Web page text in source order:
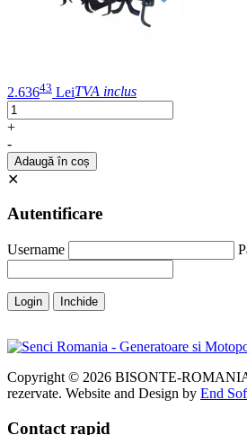
2.63643 LeiTVA inclus
+
-
Adaugă în coș
✕
Autentificare
Username
Login Inchide
Copyright © 2026 BISONTE-
rezervate. Website and Design by End
Contact rapid